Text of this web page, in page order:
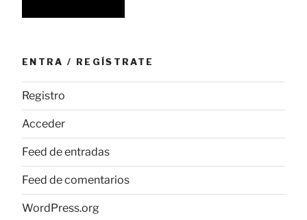
ENTRA / REGÍSTRATE
Registro
Acceder
Feed de entradas
Feed de comentarios
WordPress.org